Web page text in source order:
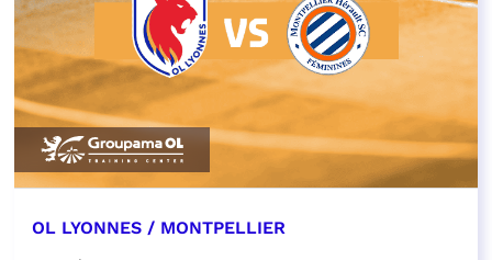
OL LYONNES / MONTPELLIER